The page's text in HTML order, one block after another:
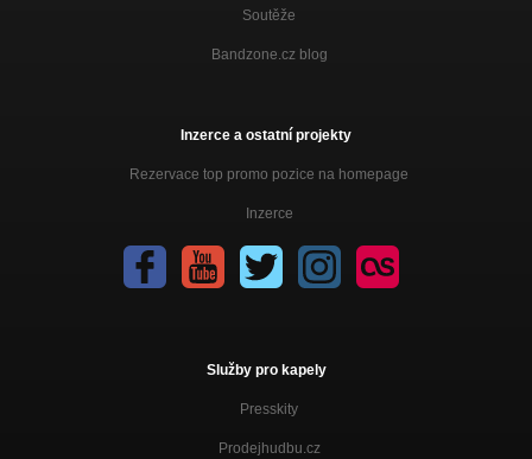
Soutěže
Bandzone.cz blog
Inzerce a ostatní projekty
Rezervace top promo pozice na homepage
Inzerce
Služby pro kapely
Presskity
Prodejhudbu.cz